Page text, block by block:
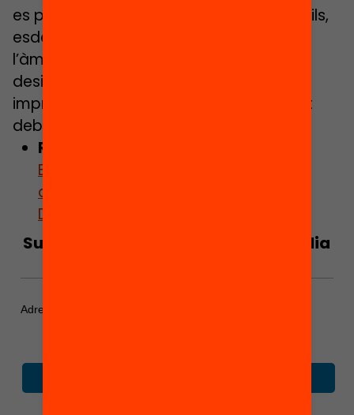
es prohibeix o s’intensifica l’ús dels mòbils,
esdevindrà important reconèixer que
l’àmbit digital és un territori de
desigualtats. En altres paraules, serà
imprescindible que en el focus d’aquest
debat sempre estigui l’equitat.
Relacionat:
Benestar Digital del Laboratori
d’Oportunitats Educatives d’Equitat
Digital
Subscriu-te al butlletí per estar al dia
Adreça electrònica